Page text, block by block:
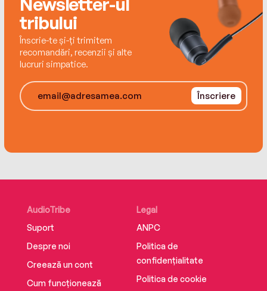
tribului
Înscrie-te și-ți trimitem
recomandări, recenzii și alte
lucruri simpatice.
Înscriere
AudioTribe
Suport
Despre noi
Creează un cont
Cum funcționează
Legal
ANPC
Politica de
confidențialitate
Politica de cookie